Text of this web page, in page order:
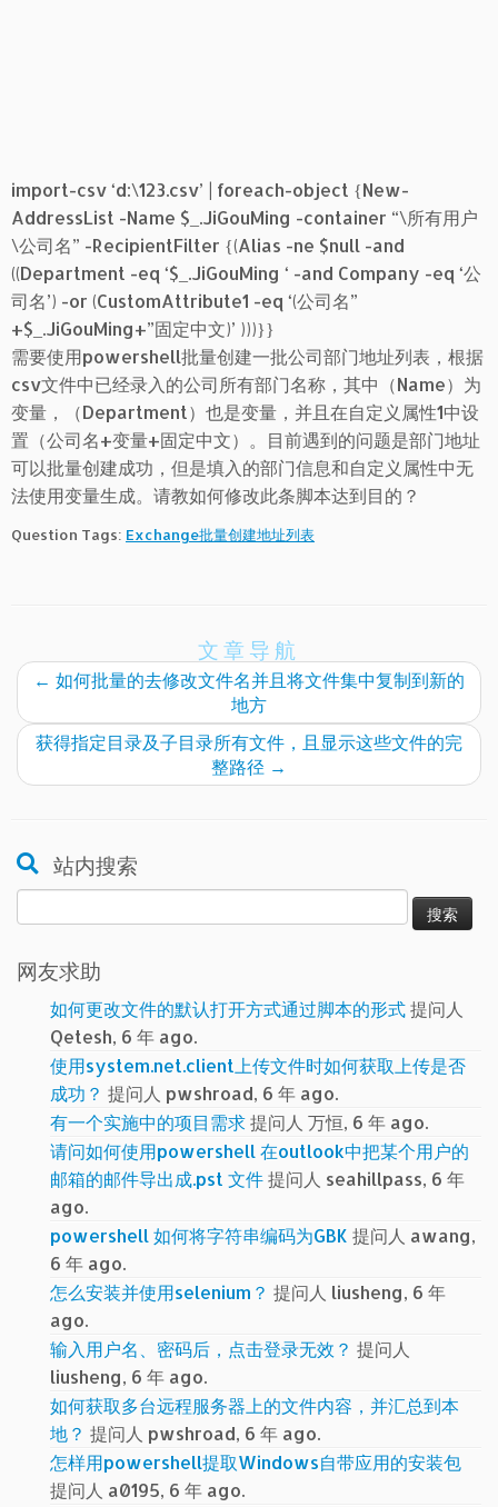
import-csv ‘d:\123.csv’ | foreach-object {New-
AddressList -Name $_.JiGouMing -container “\所有用户
\公司名” -RecipientFilter {(Alias -ne $null -and
((Department -eq ‘$_.JiGouMing ‘ -and Company -eq ‘公
司名’) -or (CustomAttribute1 -eq ‘(公司名”
+$_.JiGouMing+”固定中文)’ )))}}
需要使用powershell批量创建一批公司部门地址列表，根据
csv文件中已经录入的公司所有部门名称，其中（Name）为
变量，（Department）也是变量，并且在自定义属性1中设
置（公司名+变量+固定中文）。目前遇到的问题是部门地址
可以批量创建成功，但是填入的部门信息和自定义属性中无
法使用变量生成。请教如何修改此条脚本达到目的？
Question Tags: Exchange批量创建地址列表
文章导航
← 如何批量的去修改文件名并且将文件集中复制到新的
地方
获得指定目录及子目录所有文件，且显示这些文件的完
整路径 →
站内搜索
索：
网友求助
如何更改文件的默认打开方式通过脚本的形式提问人
Qetesh, 6 年 ago.
使用system.net.client上传文件时如何获取上传是否
成功？ 提问人 pwshroad, 6 年 ago.
有一个实施中的项目需求提问人 万恒, 6 年 ago.
请问如何使用powershell 在outlook中把某个用户的
邮箱的邮件导出成.pst 文件提问人 seahillpass, 6 年
ago.
powershell 如何将字符串编码为GBK 提问人 awang,
6 年 ago.
怎么安装并使用selenium？ 提问人 liusheng, 6 年
ago.
输入用户名、密码后，点击登录无效？ 提问人
liusheng, 6 年 ago.
如何获取多台远程服务器上的文件内容，并汇总到本
地？ 提问人 pwshroad, 6 年 ago.
怎样用powershell提取Windows自带应用的安装包
提问人 a0195, 6 年 ago.